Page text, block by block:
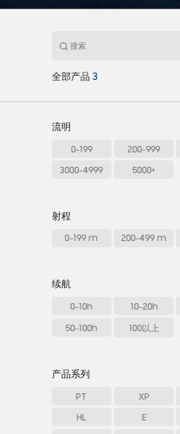
全部产品 3
流明
0-199 200-999
3000-4999 5000+
射程
0-199 m 200-499 m
续航
0-10h 10-20h
50-100h 100以上
产品系列
PT XP
HL E